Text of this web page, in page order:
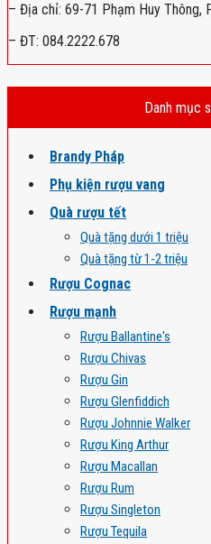
– Địa chỉ: 69-71 Phạm Huy Thông,
– ĐT: 084.2222.678
Danh mục
Brandy Pháp
Phụ kiện rượu vang
Quà rượu tết
Quà tặng dưới 1 triệu
Quà tặng từ 1-2 triệu
Rượu Cognac
Rượu mạnh
Rượu Ballantine's
Rượu Chivas
Rượu Gin
Rượu Glenfiddich
Rượu Johnnie Walker
Rượu King Arthur
Rượu Macallan
Rượu Rum
Rượu Singleton
Rượu Tequila